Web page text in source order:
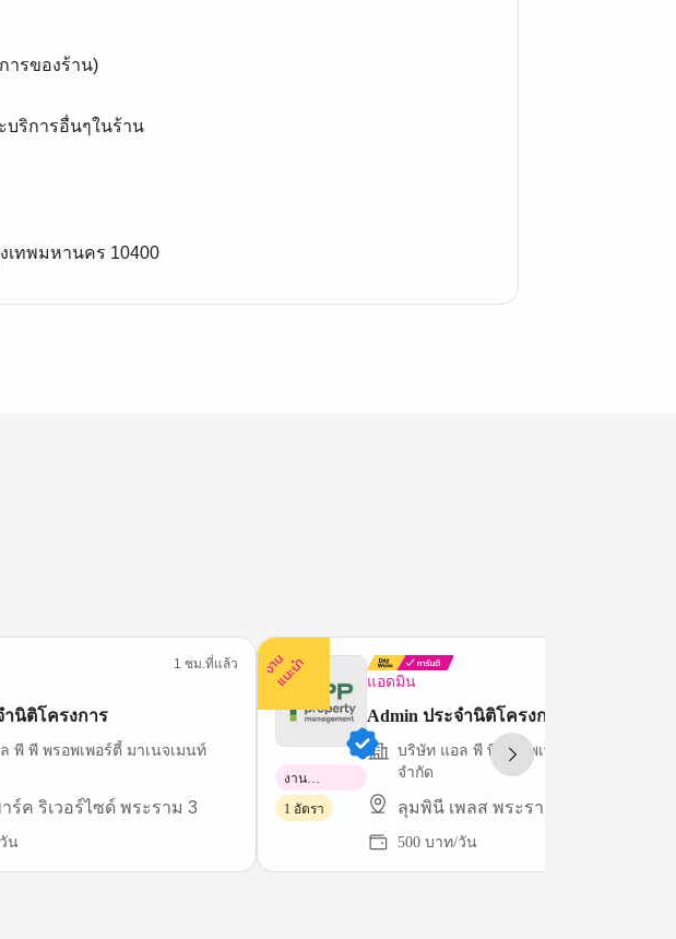
ารของร้าน)
บริการอื่นๆในร้าน
เทพมหานคร 10400
1 ชม.ที่แล้ว
ำนิติโครงการ
พี พี พรอพเพอร์ตี้ มาเนจเมนท์
ร์ค ริเวอร์ไซด์ พระราม 3
น
ง
า
น
แ
น
ะ
นำ แอดมิน
Admin ประจำนิติโครงการ
บริษัท แอล พี พี พรอพเพอร์ตี้ มาเนจเมนท์
จำกัด
ลุมพินี เพลส พระราม 9-รัชดา
500 บาท/วัน
งาน
พาร์ทไทม์
1 อัตรา